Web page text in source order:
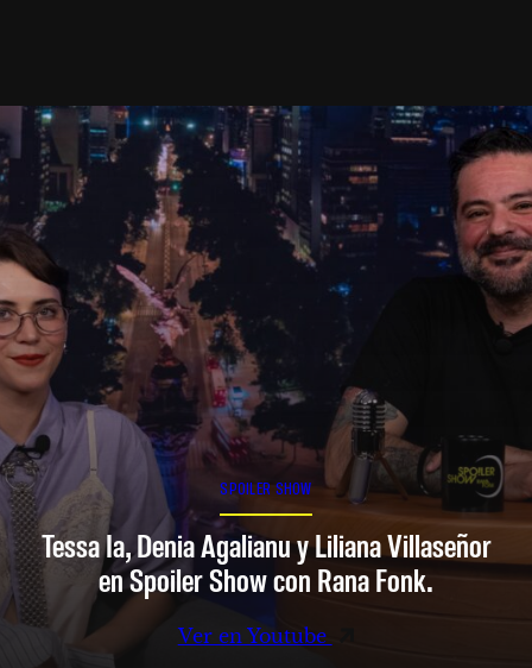
SPOILER SHOW
Tessa Ia, Denia Agalianu y Liliana Villaseñor
en Spoiler Show con Rana Fonk.
Ver en Youtube